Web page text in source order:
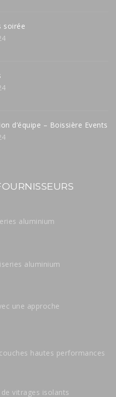
soirée
d’équipe – Boissière Events
aluminium
aluminium
une approche
hautes performances
vitrages isolants